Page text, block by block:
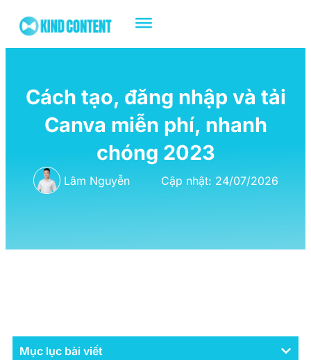
Cách tạo, đăng nhập và tải
Canva miễn phí, nhanh
chóng 2023
Lâm Nguyễn Cập nhật: 24/07/2026
Mục lục bài viết